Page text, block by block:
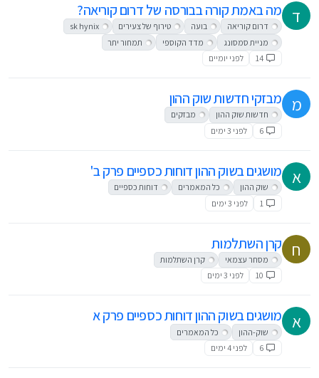
ד מה באמת קורה בבורסה של דרום קוריאה?
דרום קוריאה בועה טירוף של צעירים
sk hynix
מניית סמסונג
מדד הקוספי
תמחור יתר
14
לפני יומיים
מ מבזקי חדשות שוק ההון
חדשות שוק ההון
מבזקים
6
לפני 3 ימים
א מושגים בשוק ההון דוחות כספיים פרק ב'
שוק ההון כל המאמרים
דוחות כספיים
1
לפני 3 ימים
ח קרן השתלמות
מסחר עצמאי
קרן השתלמות
10
לפני 3 ימים
א מושגים בשוק ההון דוחות כספיים פרק א
שוק-ההון
כל המאמרים
6
לפני 4 ימים